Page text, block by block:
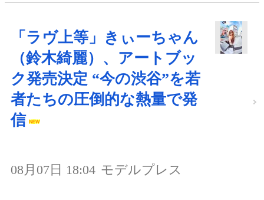
「ラヴ上等」きぃーちゃん
（鈴木綺麗）、アートブッ
ク発売決定 “今の渋谷”を若
者たちの圧倒的な熱量で発
信
08月07日 18:04 モデルプレス